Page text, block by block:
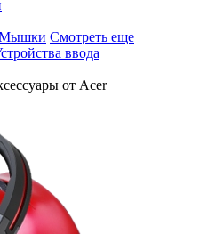
Смотреть еще
ввода
от Acer